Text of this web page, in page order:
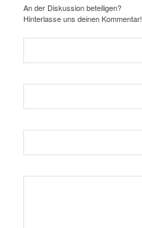
An der Diskussion beteiligen?
Hinterlasse uns deinen Kommentar!